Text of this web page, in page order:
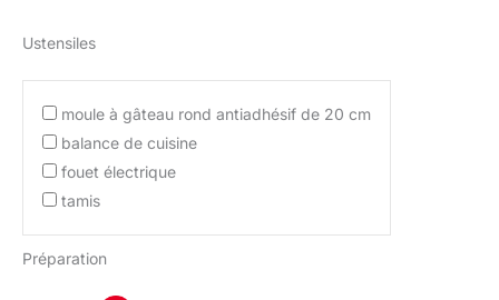
Ustensiles
moule à gâteau rond antiadhésif de 20 cm
balance de cuisine
fouet électrique
tamis
Préparation